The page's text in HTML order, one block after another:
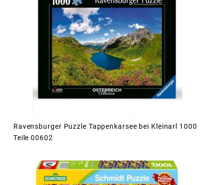
Ravensburger Puzzle Tappenkarsee bei Kleinarl 1000
Teile 00602